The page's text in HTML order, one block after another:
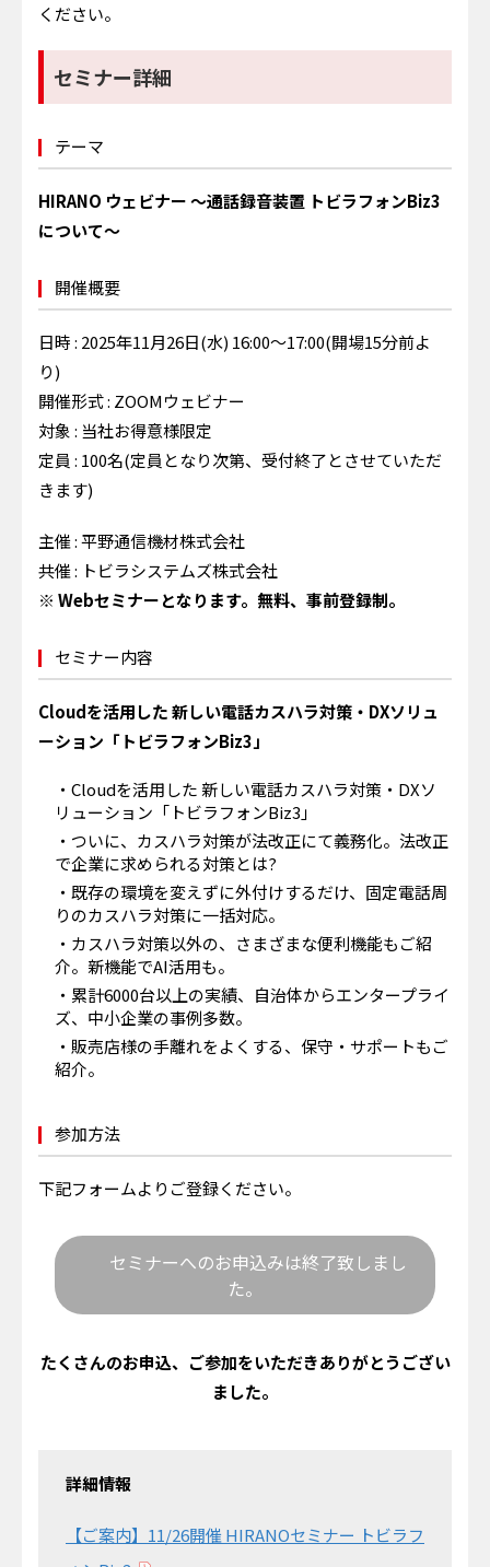
ください。
セミナー詳細
テーマ
HIRANO ウェビナー ～通話録音装置 トビラフォンBiz3
について～
開催概要
日時 : 2025年11月26日(水) 16:00～17:00(開場15分前よ
り)
開催形式 : ZOOMウェビナー
対象 : 当社お得意様限定
定員 : 100名(定員となり次第、受付終了とさせていただ
きます)
主催 : 平野通信機材株式会社
共催 : トビラシステムズ株式会社
※ Webセミナーとなります。無料、事前登録制。
セミナー内容
Cloudを活用した 新しい電話カスハラ対策・DXソリュ
ーション「トビラフォンBiz3」
・Cloudを活用した 新しい電話カスハラ対策・DXソ
リューション「トビラフォンBiz3」
・ついに、カスハラ対策が法改正にて義務化。法改正
で企業に求められる対策とは?
・既存の環境を変えずに外付けするだけ、固定電話周
りのカスハラ対策に一括対応。
・カスハラ対策以外の、さまざまな便利機能もご紹
介。新機能でAI活用も。
・累計6000台以上の実績、自治体からエンタープライ
ズ、中小企業の事例多数。
・販売店様の手離れをよくする、保守・サポートもご
紹介。
参加方法
下記フォームよりご登録ください。
セミナーへのお申込みは終了致しまし
た。
たくさんのお申込、ご参加をいただきありがとうござい
ました。
詳細情報
【ご案内】11/26開催 HIRANOセミナー トビラフ